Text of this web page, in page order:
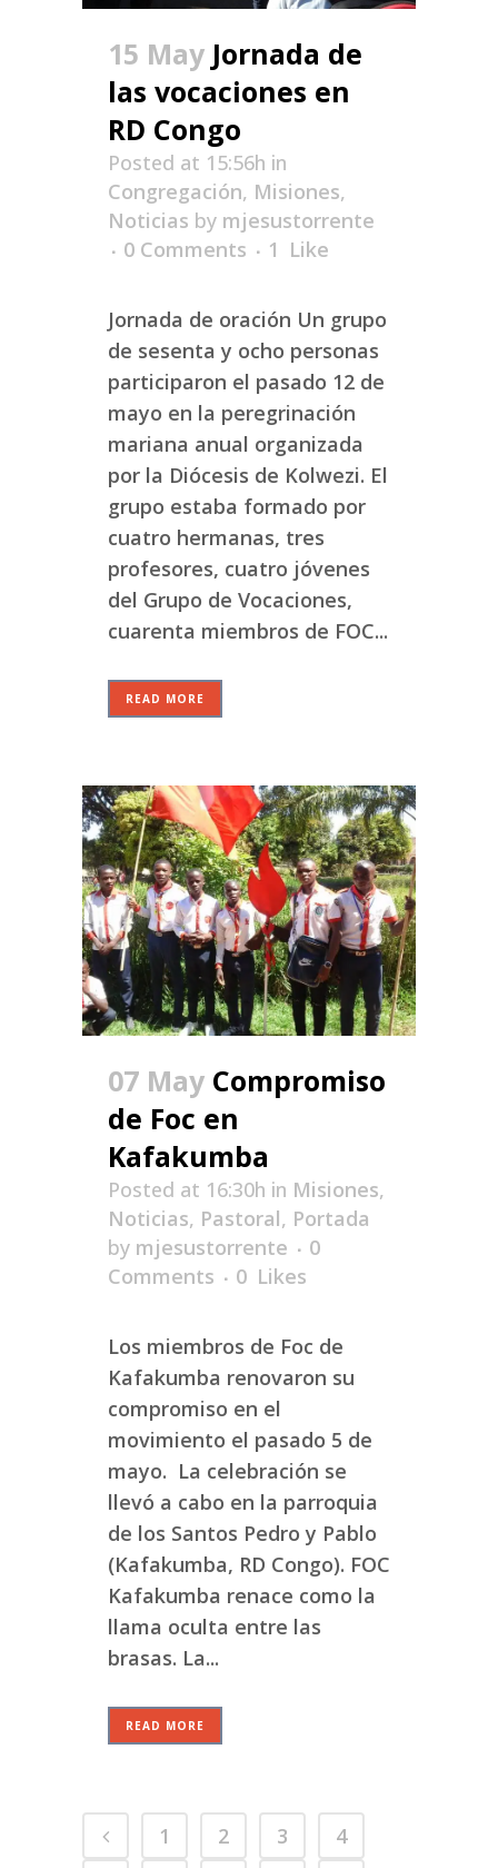
15 May Jornada de
las vocaciones en
RD Congo
Posted at 15:56h in
Congregación, Misiones,
Noticias by mjesustorrente
0 Comments
1 Like
Jornada de oración Un grupo
de sesenta y ocho personas
participaron el pasado 12 de
mayo en la peregrinación
mariana anual organizada
por la Diócesis de Kolwezi. El
grupo estaba formado por
cuatro hermanas, tres
profesores, cuatro jóvenes
del Grupo de Vocaciones,
cuarenta miembros de FOC...
READ MORE
07 May Compromiso
de Foc en
Kafakumba
Posted at 16:30h in Misiones,
Noticias, Pastoral, Portada
by mjesustorrente
0
Comments
0 Likes
Los miembros de Foc de
Kafakumba renovaron su
compromiso en el
movimiento el pasado 5 de
mayo. La celebración se
llevó a cabo en la parroquia
de los Santos Pedro y Pablo
(Kafakumba, RD Congo). FOC
Kafakumba renace como la
llama oculta entre las
brasas. La...
READ MORE
1 2 3
4